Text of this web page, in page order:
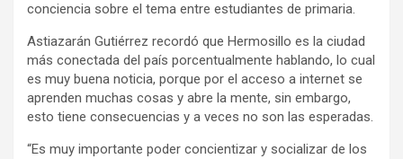
conciencia sobre el tema entre estudiantes de primaria.
Astiazarán Gutiérrez recordó que Hermosillo es la ciudad
más conectada del país porcentualmente hablando, lo cual
es muy buena noticia, porque por el acceso a internet se
aprenden muchas cosas y abre la mente, sin embargo,
esto tiene consecuencias y a veces no son las esperadas.
“Es muy importante poder concientizar y socializar de los